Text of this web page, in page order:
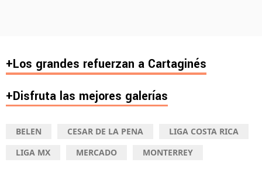
+Los grandes refuerzan a Cartaginés
+Disfruta las mejores galerías
BELEN CESAR DE LA PENA
LIGA COSTA RICA
LIGA MX
MERCADO MONTERREY